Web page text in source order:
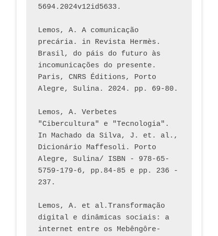
5694.2024v12id5633.
Lemos, A. A comunicação
precária. in Revista Hermès.
Brasil, do páis do futuro às
incomunicações do presente.
Paris, CNRS Éditions, Porto
Lemos, A. Verbetes
"Cibercultura" e "Tecnologia".
In Machado da Silva, J. et. al.,
Dicionário Maffesoli. Porto
Alegre, Sulina/ ISBN - 978-65-
5759-179-6, pp.84-85 e pp. 236 -
237.
Lemos, A. et al.Transformação
digital e dinâmicas sociais: a
internet entre os Mebêngôre-